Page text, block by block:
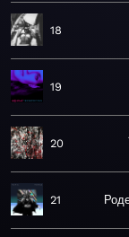
18
19
20
21